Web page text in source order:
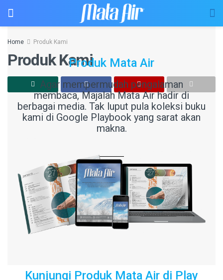
Home Produk Kami
Produk KamiProduk Mata Air
Agar mempermudah pengalaman
membaca, Majalah Mata Air hadir di
berbagai media. Tak luput pula koleksi buku
kami di Google Playbook yang sarat akan
makna.
Kunjungi Produk Mata Air di Play